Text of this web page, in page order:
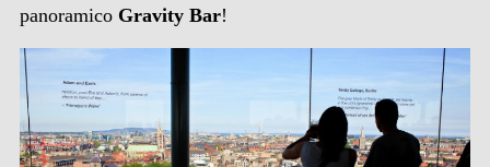
panoramico Gravity Bar!